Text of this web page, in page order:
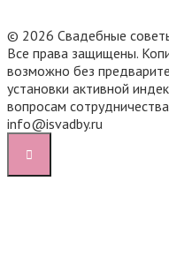
© 2026 Свадебные
Все права защищены.
возможно без
установки активной
вопросам
info@isvadby.ru